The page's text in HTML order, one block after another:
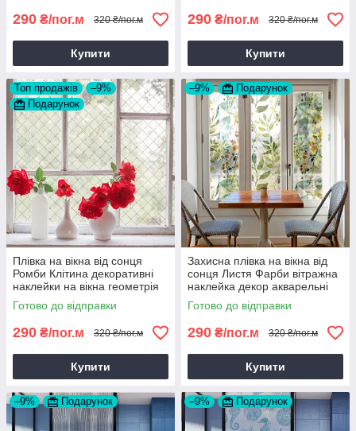
290 ₴/пог.м 320 ₴/пог.м
Купити
290 ₴/пог.м 320 ₴/пог.м
Купити
Топ продажів
–9%
Подарунок
Плівка на вікна від сонця
Ромби Клітина декоративні
наклейки на вікна геометрія
сонцезахисна ПВХ 1 пог.м
Готово до відправки
290 ₴/пог.м 320 ₴/пог.м
Купити
–9% Подарунок
Захисна плівка на вікна від
сонця Листя Фарби вітражна
наклейка декор акварельні
наклейки ПВХ 1 пог.м
Готово до відправки
290 ₴/пог.м 320 ₴/пог.м
Купити
–9% Подарунок –9% Подарунок